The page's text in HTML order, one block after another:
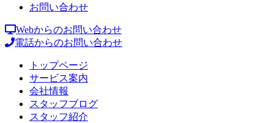
お問い合わせ
Webからのお問い合わせ
電話からのお問い合わせ
トップページ
サービス案内
会社情報
スタッフブログ
スタッフ紹介